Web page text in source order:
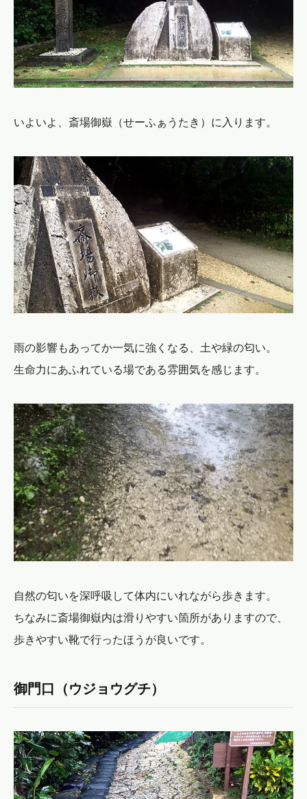
いよいよ、斎場御嶽（せーふぁうたき）に入ります。
雨の影響もあってか一気に強くなる、土や緑の匂い。
生命力にあふれている場である雰囲気を感じます。
自然の匂いを深呼吸して体内にいれながら歩きます。
ちなみに斎場御嶽内は滑りやすい箇所がありますので、
歩きやすい靴で行ったほうが良いです。
御門口（ウジョウグチ）